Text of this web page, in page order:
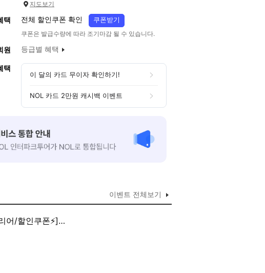
지도보기
택 전체 할인쿠폰 확인 쿠폰받기
쿠폰은 발급수량에 따라 조기마감 될 수 있습니다.
원 등급별 혜택
택
이 달의 카드 무이자 확인하기!
NOL 카드 2만원 캐시백 이벤트
이벤트 전체보기
데/고급인테리어/할인쿠폰⚡]